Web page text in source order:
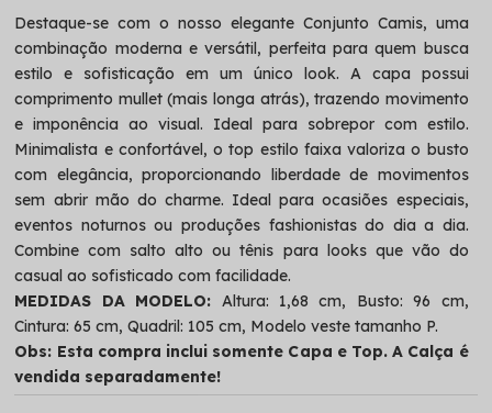
Destaque-se com o nosso elegante Conjunto Camis, uma
combinação moderna e versátil, perfeita para quem busca
estilo e sofisticação em um único look. A capa possui
comprimento mullet (mais longa atrás), trazendo movimento
e imponência ao visual. Ideal para sobrepor com estilo.
Minimalista e confortável, o top estilo faixa valoriza o busto
com elegância, proporcionando liberdade de movimentos
sem abrir mão do charme. Ideal para ocasiões especiais,
eventos noturnos ou produções fashionistas do dia a dia.
Combine com salto alto ou tênis para looks que vão do
casual ao sofisticado com facilidade.
MEDIDAS DA MODELO: Altura: 1,68 cm, Busto: 96 cm,
Cintura: 65 cm, Quadril: 105 cm, Modelo veste tamanho P.
Obs: Esta compra inclui somente Capa e Top. A Calça é
vendida separadamente!